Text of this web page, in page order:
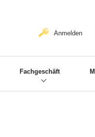
Anmelden
Fachgeschäft